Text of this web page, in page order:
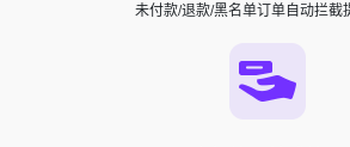
未付款/退款/黑名单订单自动拦截